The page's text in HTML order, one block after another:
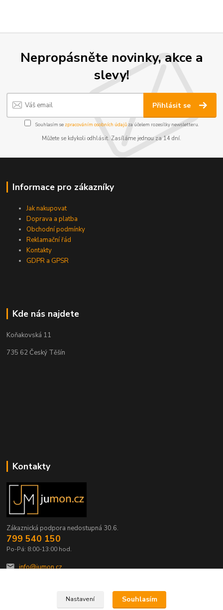
Nepropásněte novinky, akce a
slevy!
Přihlásit se
Souhlasím se zpracováním osobních údajůza účelem rozesílky newsletteru.
Můžete se kdykoli odhlásit. Zasíláme jednou za 14 dní.
Informace pro zákazníky
Jak nakupovat
Doprava a platba
Obchodní podmínky
Reklamační řád
Kontakty
GDPR a GPSR
Kde nás najdete
Koňakovská 11
735 62 Český Těšín
Kontakty
Zákaznická podpora nedostupná 30.6.
799 540 150
Po-Pá: 8:00-13:00 hod.
info@jumon.cz
Nastavení Souhlasím